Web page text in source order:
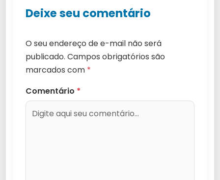
Deixe seu comentário
O seu endereço de e-mail não será
publicado. Campos obrigatórios são
marcados com *
Comentário *